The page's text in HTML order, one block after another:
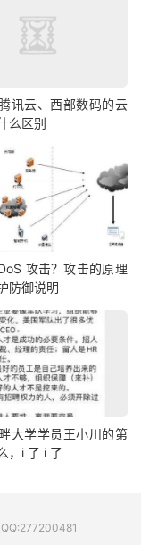
讯云、西部数码的云
么区别
攻击？攻击的原理
防御说明
大学学员王小川的第
，i 了 i 了